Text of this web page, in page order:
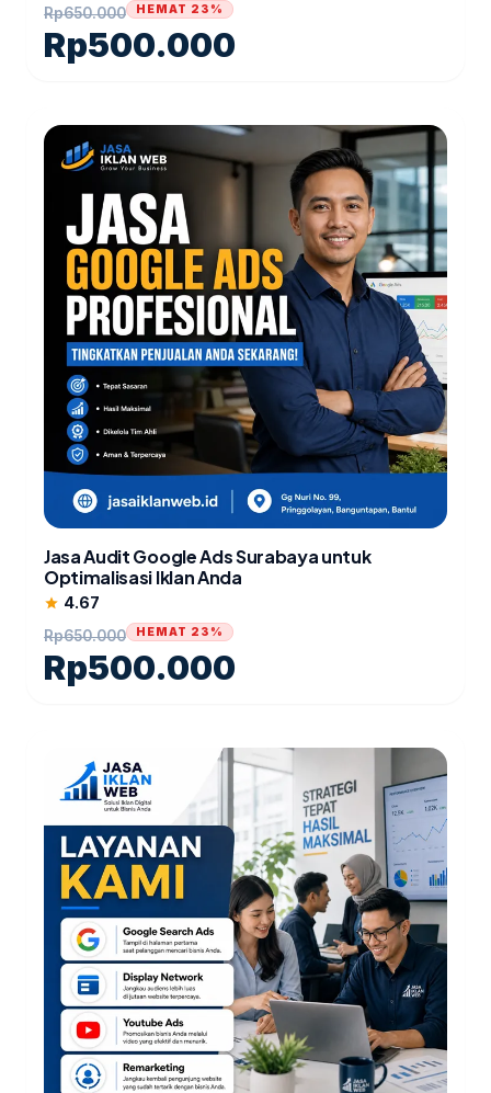
Rp650.000
Rp500.000
HEMAT 23%
Jasa Audit Google Ads Surabaya untuk
Optimalisasi Iklan Anda
star 4.67
Rp650.000
Rp500.000
HEMAT 23%